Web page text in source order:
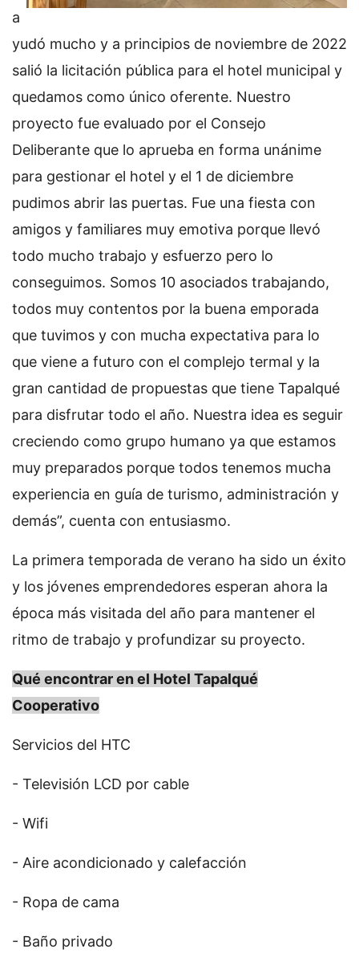
a
yudó mucho y a principios de noviembre de 2022
salió la licitación pública para el hotel municipal y
quedamos como único oferente. Nuestro
proyecto fue evaluado por el Consejo
Deliberante que lo aprueba en forma unánime
para gestionar el hotel y el 1 de diciembre
pudimos abrir las puertas. Fue una fiesta con
amigos y familiares muy emotiva porque llevó
todo mucho trabajo y esfuerzo pero lo
conseguimos. Somos 10 asociados trabajando,
todos muy contentos por la buena emporada
que tuvimos y con mucha expectativa para lo
que viene a futuro con el complejo termal y la
gran cantidad de propuestas que tiene Tapalqué
para disfrutar todo el año. Nuestra idea es seguir
creciendo como grupo humano ya que estamos
muy preparados porque todos tenemos mucha
experiencia en guía de turismo, administración y
demás”, cuenta con entusiasmo.
La primera temporada de verano ha sido un éxito
y los jóvenes emprendedores esperan ahora la
época más visitada del año para mantener el
ritmo de trabajo y profundizar su proyecto.
Qué encontrar en el Hotel Tapalqué
Cooperativo
Servicios del HTC
- Televisión LCD por cable
- Wifi
- Aire acondicionado y calefacción
- Ropa de cama
- Baño privado